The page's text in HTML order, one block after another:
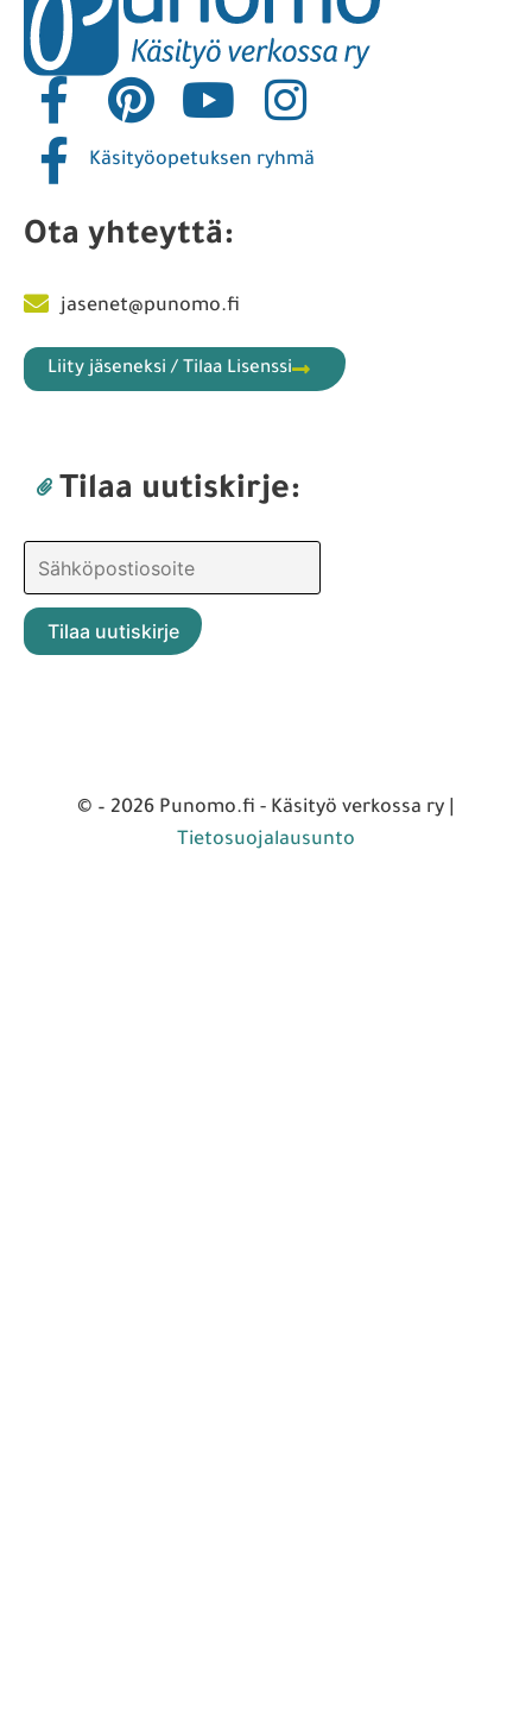
Käsityöopetuksen ryhmä
Ota yhteyttä:
jasenet@punomo.fi
Liity jäseneksi / Tilaa Lisenssi
Tilaa uutiskirje:
© – 2026 Punomo.fi - Käsityö verkossa ry |
Tietosuojalausunto